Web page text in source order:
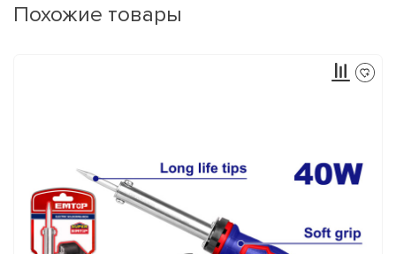
Похожие товары